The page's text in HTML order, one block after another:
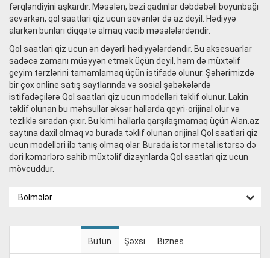
fərqləndiyini aşkardır. Məsələn, bəzi qadınlar dəbdəbəli boyunbağı
sevərkən, qol saatlari qiz ucun sevənlər də az deyil. Hədiyyə
alarkən bunları diqqətə almaq vacib məsələlərdəndir.
Qol saatlari qiz ucun ən dəyərli hədiyyələrdəndir. Bu aksesuarlar
sadəcə zamanı müəyyən etmək üçün deyil, həm də müxtəlif
geyim tərzlərini tamamlamaq üçün istifadə olunur. Şəhərimizdə
bir çox online satış saytlarında və sosial şəbəkələrdə
istifadəçilərə Qol saatlari qiz ucun modelləri təklif olunur. Lakin
təklif olunan bu məhsullar əksər hallarda qeyri-orijinal olur və
tezliklə sıradan çıxır. Bu kimi hallarla qarşılaşmamaq üçün Alan.az
saytına daxil olmaq və burada təklif olunan orijinal Qol saatlari qiz
ucun modelləri ilə tanış olmaq olar. Burada istər metal istərsə də
dəri kəmərlərə sahib müxtəlif dizaynlarda Qol saatlari qiz ucun
mövcuddur.
Bölmələr
Bütün Şəxsi Biznes